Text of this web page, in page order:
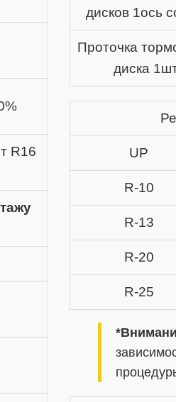
R16
дисков 1ось
Проточка
диска
UP
R-10
R-13
R-20
R-25